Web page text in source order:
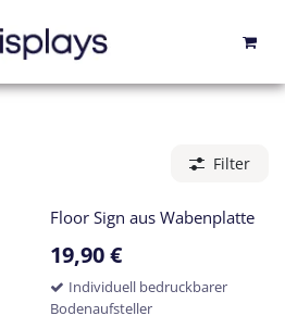
Filter
Floor Sign aus Wabenplatte
19,90€
Individuell bedruckbarer
Bodenaufsteller